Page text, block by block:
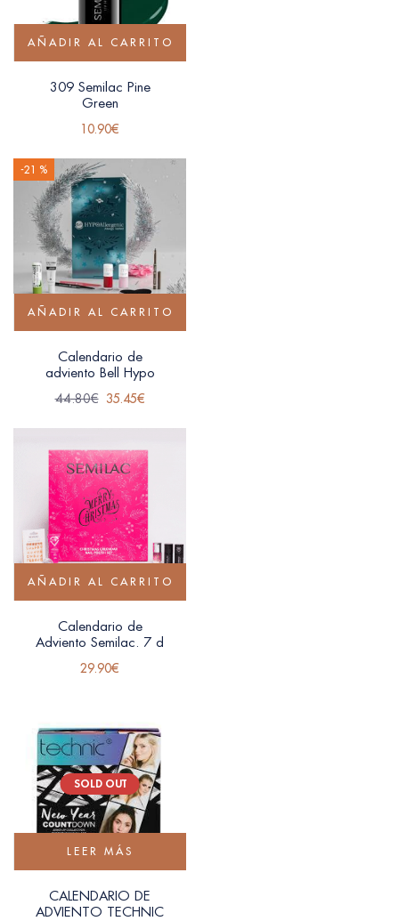
AÑADIR AL CARRITO
309 Semilac Pine
Green
10.90€
-21 %
AÑADIR AL CARRITO
Calendario de
adviento Bell Hypo
44.80€ 35.45€
AÑADIR AL CARRITO
Calendario de
Adviento Semilac. 7 d
29.90€
SOLD OUT
LEER MÁS
CALENDARIO DE
ADVIENTO TECHNIC